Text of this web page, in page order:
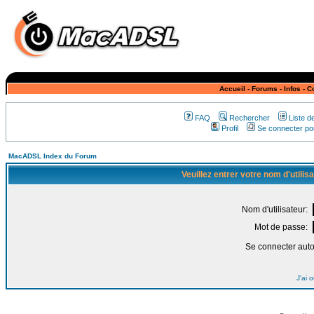
Accueil - Forums - Infos -
FAQ Rechercher
Liste
Profil
Se connecter
MacADSL Index du Forum
Veuillez entrer votre nom
Nom d'utilisateur:
Mot de passe:
Se connecter
J'ai